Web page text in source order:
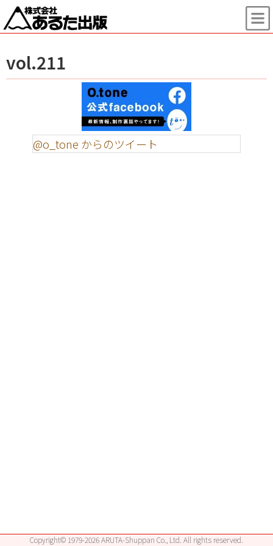
vol.211
@o_tone からのツイート
Copyright© 1979-2026 ARUTA-Shuppan Co., Ltd. All rights reserved.